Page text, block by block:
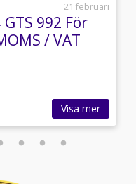
21 februari
992 För
/ VAT
Visa mer